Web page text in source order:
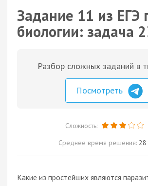
Задание 11 из ЕГЭ
биологии: задача
Разбор сложных заданий в
Посмотреть
Сложность:
Среднее время решения: 28
Какие из простейших являются